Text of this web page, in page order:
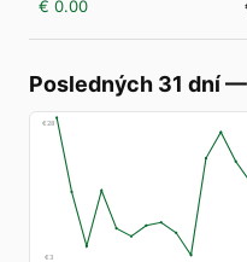
€ 0.00
Posledných 31 dní—
€28
€3